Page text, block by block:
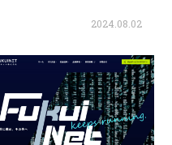
2024.08.02